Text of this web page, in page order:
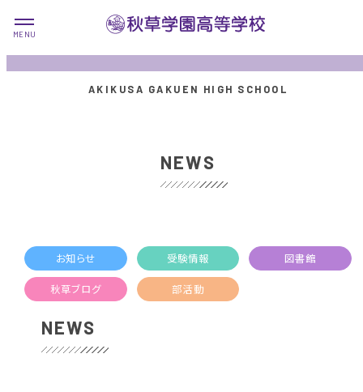
NEWS
お知らせ 受験情報 図書館
秋草ブログ 部活動
NEWS